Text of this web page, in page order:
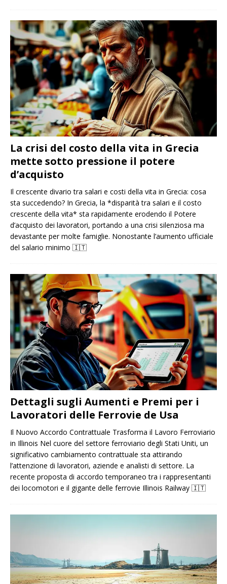
La crisi del costo della vita in Grecia
mette sotto pressione il potere
d’acquisto
Il crescente divario tra salari e costi della vita in Grecia: cosa
sta succedendo? In Grecia, la *disparità tra salari e il costo
crescente della vita* sta rapidamente erodendo il Potere
d’acquisto dei lavoratori, portando a una crisi silenziosa ma
devastante per molte famiglie. Nonostante l’aumento ufficiale
del salario minimo 🇮🇹
Dettagli sugli Aumenti e Premi per i
Lavoratori delle Ferrovie de Usa
Il Nuovo Accordo Contrattuale Trasforma il Lavoro Ferroviario
in Illinois Nel cuore del settore ferroviario degli Stati Uniti, un
significativo cambiamento contrattuale sta attirando
l’attenzione di lavoratori, aziende e analisti di settore. La
recente proposta di accordo temporaneo tra i rappresentanti
dei locomotori e il gigante delle ferrovie Illinois Railway 🇮🇹